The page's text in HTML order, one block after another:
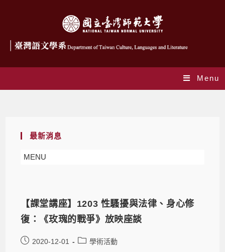
Menu
最新消息
MENU
【課堂講座】1203 性騷擾與法律、身心修
復：《玫瑰的戰爭》放映座談
2020-12-01 學術活動